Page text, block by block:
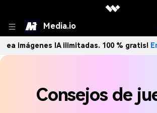
Media.io
imágenes IA ilimitadas. 100 % gratis!
Consejos de